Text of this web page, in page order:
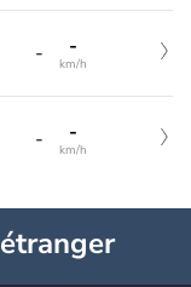
- -
km/h
- -
km/h